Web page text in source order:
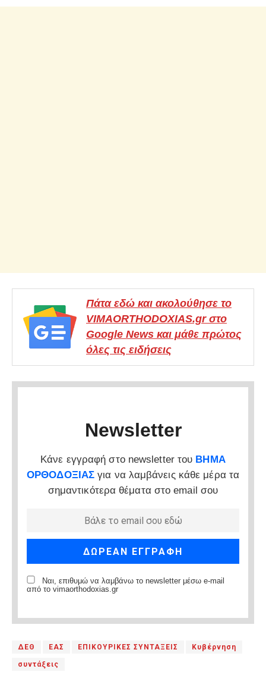
Πάτα εδώ και ακολούθησε το
VIMAORTHODOXIAS.gr στο
Google News και μάθε πρώτος
όλες τις ειδήσεις
Newsletter
Κάνε εγγραφή στο newsletter του ΒΗΜΑ
ΟΡΘΟΔΟΞΙΑΣ για να λαμβάνεις κάθε μέρα τα
σημαντικότερα θέματα στο email σου
Ναι, επιθυμώ να λαμβάνω το newsletter μέσω e-mail
από το vimaorthodoxias.gr
ΔΕΘ ΕΑΣ ΕΠΙΚΟΥΡΙΚΕΣ ΣΥΝΤΑΞΕΙΣ Κυβέρνηση
συντάξεις